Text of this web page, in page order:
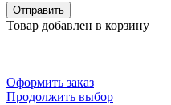
Отправить
Товар добавлен в корзину
Оформить заказ
Продолжить выбор